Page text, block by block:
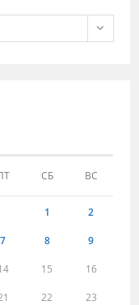
СБ ВС
1 2
7 8 9
15 16
22 23